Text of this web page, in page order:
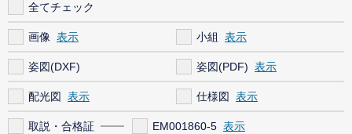
全てチェック
画像 小組
姿図(DXF) 姿図(PDF)
配光図 仕様図
取説・合格証
EM001860-5